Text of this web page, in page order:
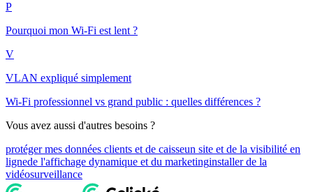
P
Pourquoi mon Wi-Fi est lent ?
V
VLAN expliqué simplement
Wi-Fi professionnel vs grand public : quelles différences ?
Vous avez aussi d'autres besoins ?
protéger mes données clients et de caisseun site et de la visibilité en
lignede l'affichage dynamique et du marketinginstaller de la
vidéosurveillance